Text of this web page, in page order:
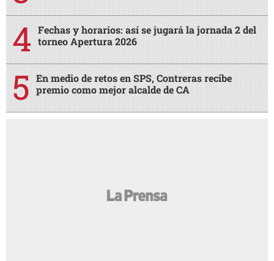
Fechas y horarios: así se jugará la jornada 2 del
torneo Apertura 2026
En medio de retos en SPS, Contreras recibe
premio como mejor alcalde de CA